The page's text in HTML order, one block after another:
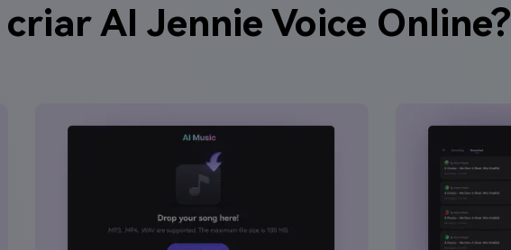
AI Jennie Voice Online?